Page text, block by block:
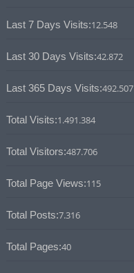
Last 7 Days Visits:12.548
Last 30 Days Visits:42.872
Last 365 Days Visits:492.507
Total Visits:1.491.384
Total Visitors:487.706
Total Page Views:115
Total Posts:7.316
Total Pages:40